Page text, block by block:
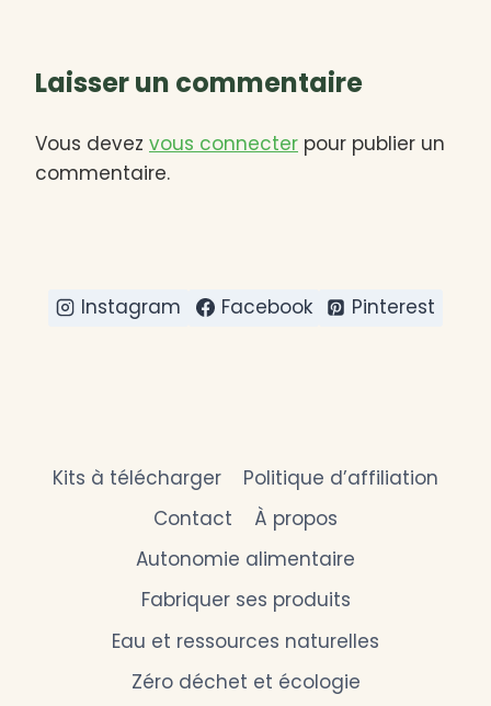
Laisser un commentaire
Vous devez vous connecter pour publier un
commentaire.
Instagram Facebook Pinterest
Kits à télécharger
Politique d’affiliation
Contact
À propos
Autonomie alimentaire
Fabriquer ses produits
Eau et ressources naturelles
Zéro déchet et écologie